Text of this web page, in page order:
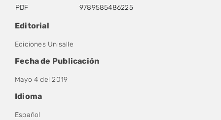
PDF
9789585486225
Editorial
Ediciones Unisalle
Fecha de Publicación
Mayo 4 del 2019
Idioma
Español